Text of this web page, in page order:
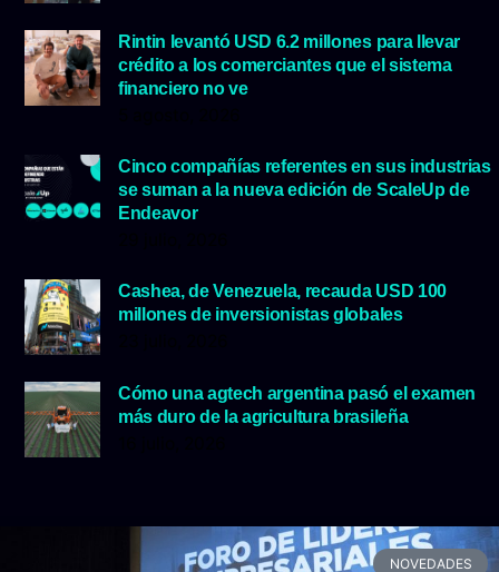
Rintin levantó USD 6.2 millones para llevar
crédito a los comerciantes que el sistema
financiero no ve
Cinco compañías referentes en sus industrias
se suman a la nueva edición de ScaleUp de
Endeavor
Cashea, de Venezuela, recauda USD 100
millones de inversionistas globales
Cómo una agtech argentina pasó el examen
más duro de la agricultura brasileña
NOVEDADES